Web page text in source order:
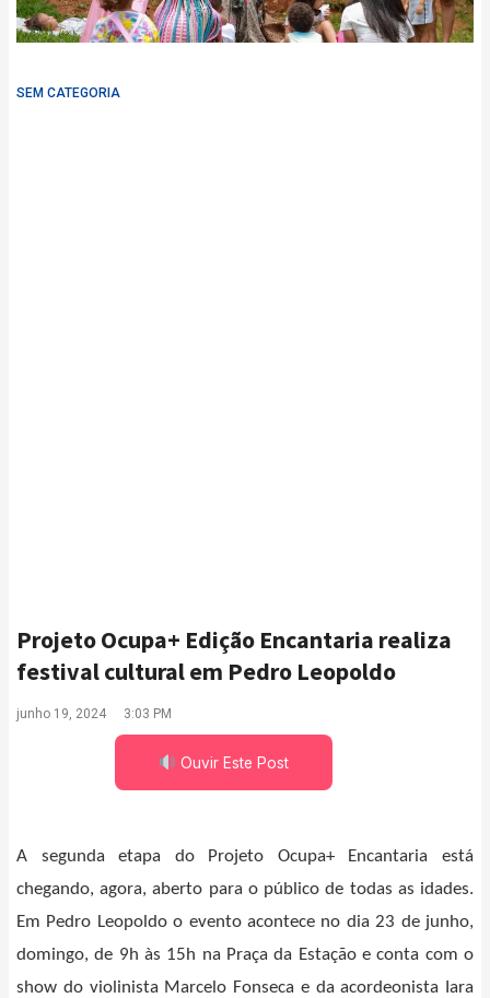
SEM CATEGORIA
Projeto Ocupa+ Edição Encantaria realiza
festival cultural em Pedro Leopoldo
junho 19, 2024 3:03 PM
Ouvir Este Post
A segunda etapa do Projeto Ocupa+ Encantaria está
chegando, agora, aberto para o público de todas as idades.
Em Pedro Leopoldo o evento acontece no dia 23 de junho,
domingo, de 9h às 15h na Praça da Estação e conta com o
show do violinista Marcelo Fonseca e da acordeonista Iara